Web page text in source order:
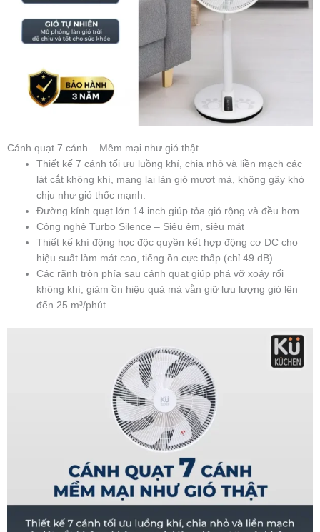
Cánh quạt 7 cánh – Mềm mại như gió thật
Thiết kế 7 cánh tối ưu luồng khí, chia nhỏ và liền mạch các
lát cắt không khí, mang lại làn gió mượt mà, không gây khó
chịu như gió thốc mạnh.
Đường kính quạt lớn 14 inch giúp tỏa gió rộng và đều hơn.
Công nghệ Turbo Silence – Siêu êm, siêu mát
Thiết kế khí động học độc quyền kết hợp động cơ DC cho
hiệu suất làm mát cao, tiếng ồn cực thấp (chỉ 49 dB).
Các rãnh tròn phía sau cánh quạt giúp phá vỡ xoáy rối
không khí, giảm ồn hiệu quả mà vẫn giữ lưu lượng gió lên
đến 25 m³/phút.